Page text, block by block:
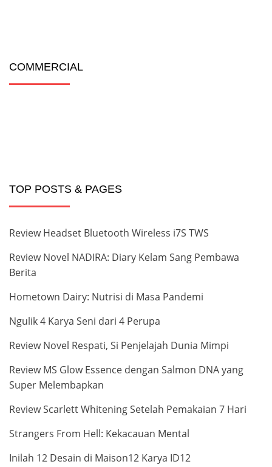
COMMERCIAL
TOP POSTS & PAGES
Review Headset Bluetooth Wireless i7S TWS
Review Novel NADIRA: Diary Kelam Sang Pembawa
Berita
Hometown Dairy: Nutrisi di Masa Pandemi
Ngulik 4 Karya Seni dari 4 Perupa
Review Novel Respati, Si Penjelajah Dunia Mimpi
Review MS Glow Essence dengan Salmon DNA yang
Super Melembapkan
Review Scarlett Whitening Setelah Pemakaian 7 Hari
Strangers From Hell: Kekacauan Mental
Inilah 12 Desain di Maison12 Karya ID12